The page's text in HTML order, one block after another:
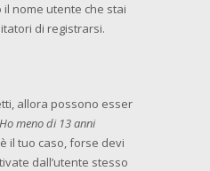
nome utente che stai
di registrarsi.
allora possono esser
Ho meno di 13 anni
il tuo caso, forse devi
dall’utente stesso